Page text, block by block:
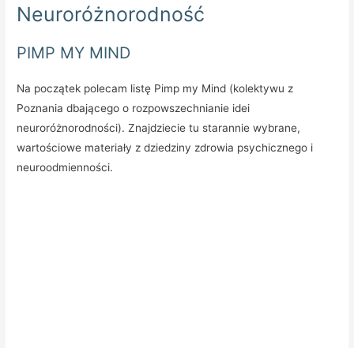
Neuroróżnorodność
PIMP MY MIND
Na początek polecam listę Pimp my Mind (kolektywu z
Poznania dbającego o rozpowszechnianie idei
neuroróżnorodności). Znajdziecie tu starannie wybrane,
wartościowe materiały z dziedziny zdrowia psychicznego i
neuroodmienności.